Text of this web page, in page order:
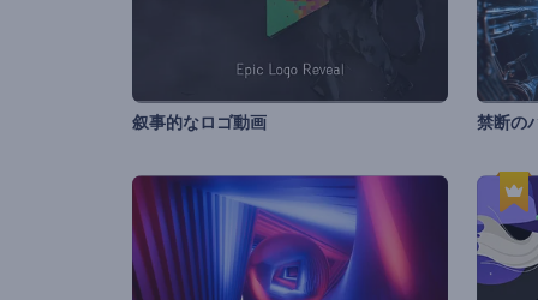
叙事的なロゴ動画 禁断の